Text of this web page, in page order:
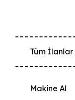
Tüm İlanlar
Makine Al